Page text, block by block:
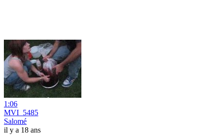
1:06
MVI_5485
Salomé
il y a 18 ans